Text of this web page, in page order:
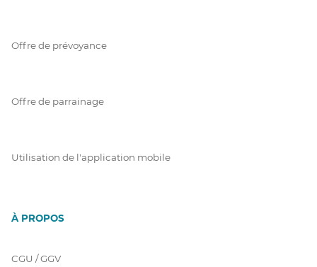
Offre de prévoyance
Offre de parrainage
Utilisation de l'application mobile
À PROPOS
CGU / GGV